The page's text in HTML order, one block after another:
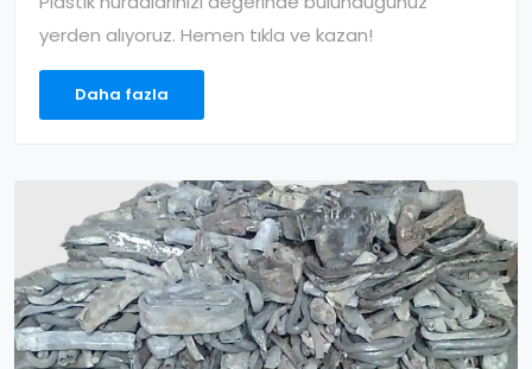
yerden alıyoruz. Hemen tıkla ve kazan!
Daha fazla